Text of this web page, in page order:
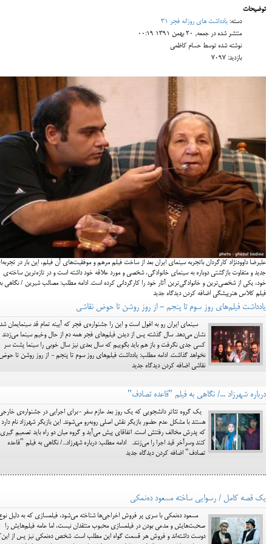
توضیحات
دسته: یادداشت های روزانه فجر 31
منتشر شده در جمعه, 20 بهمن 1391 00:19
نوشته شده توسط حسام کاظمی
بازدید: 7097
علیرضا داوودنژاد کارگردان باتجربه سینمای ایران بعد از ساخت فیلم مرهم و موفقیت‌های آن فیلم، این بار در
جدید و متفاوت بازگشتی دوباره به سینمای خانوادگی، شخصی و مورد علاقه خود داشته است و در تازه‌ترین ساخته‌ی
خود، یکی از شخصی‌ترین و خانوادگی‌ترین آثار خود را کارگردانی کرده است. ادامه مطلب: مصائب شیرین / نگاهی
فیلم کلاس هنرپیشگی اضافه کردن دیدگاه جدید
یادداشت فیلم‌های روز سوم تا پنجم - از روز روشن تا حوض نقاشی
سینمای ایران رو به افول است و این را جشنواره‌ی فجر که آیینه تمام قد سینمایمان
نشان می‌دهد. سال گذشته پس از دیدن فیلم‌های فجر همه دم از حال وخیم سینما می‌زدند
کسی جدی نگرفت و باز هم باید بگوییم که سال بعدی نیز سال خوبی را سینما پشت سر
نخواهد گذاشت. ادامه مطلب: یادداشت فیلم‌های روز سوم تا پنجم - از روز روشن تا
نقاشی اضافه کردن دیدگاه جدید
درباره شهرزاد .../ نگاهی به فیلم "قاعده تصادف"
یک گروه تئاتر دانشجویی که یک روز بعد عازم سفر -برای اجرایی در جشنواره‌ی
هستند با مشکل عدم حضور بازیگر نقش اصلی روبه‌رو می‌شوند. این بازیگر شهرزاد نام دارد
که پدرش مخالف رفتنش است. اتفاقای پیش می‌آید و گروه میان دو راه باید تصمیم گیری
کنند وسرآخر قید اجرا را می‌زنند. ادامه مطلب: درباره شهرزاد.../ نگاهی به فیلم "قاعده
تصادف" اضافه کردن دیدگاه جدید
یک قصه کامل / رسوایی ساخته مسعود ده‌نمکی
مسعود ده‌نمکی با سری پر فروش اخراجی‌ها شناخته می‌شود، فیلمسازی که به دلیل
صحبت‌هایش و مدعی بودن در فیلمسازی محبوب منتقدان نیست، اما عامه فیلم‌هایش را
دوست داشته‌اند و فروش هر قسمت گواه این مطلب است. شخص ده‌نمکی نیز پس از